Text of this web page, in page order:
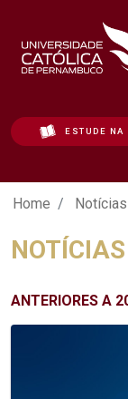
ESTUDE NA
Notícias -
Home Notícias
NOTÍCIAS
ANTERIORES A